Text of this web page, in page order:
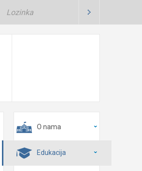
O nama
Edukacija